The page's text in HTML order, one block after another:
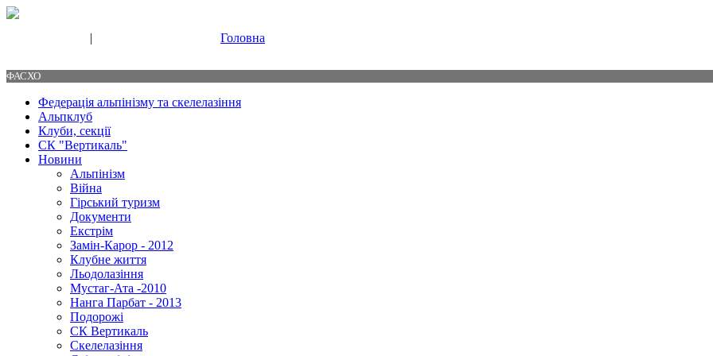
| Головна
ФАСХО
Федерація альпінізму та скелелазіння
Альпклуб
Клуби, секції
СК "Вертикаль"
Новини
Альпінізм
Війна
Гірський туризм
Документи
Екстрім
Замін-Карор - 2012
Клубне життя
Льодолазіння
Мустаг-Ата -2010
Нанга Парбат - 2013
Подорожі
СК Вертикаль
Скелелазіння